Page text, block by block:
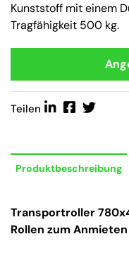
Kunststoff mit einem
Tragfähigkeit 500 kg.
Teilen
Produktbeschreibung
Transportroller
Rollen zum Anmieten